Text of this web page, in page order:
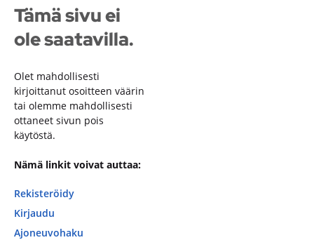
Tämä sivu ei
ole saatavilla.
Olet mahdollisesti
kirjoittanut osoitteen väärin
tai olemme mahdollisesti
ottaneet sivun pois
käytöstä.
Nämä linkit voivat auttaa:
Rekisteröidy
Kirjaudu
Ajoneuvohaku